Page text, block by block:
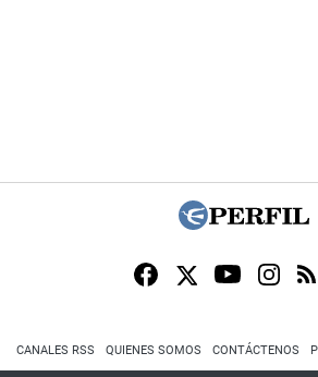
CANALES RSS QUIENES SOMOS CONTÁCTENOS